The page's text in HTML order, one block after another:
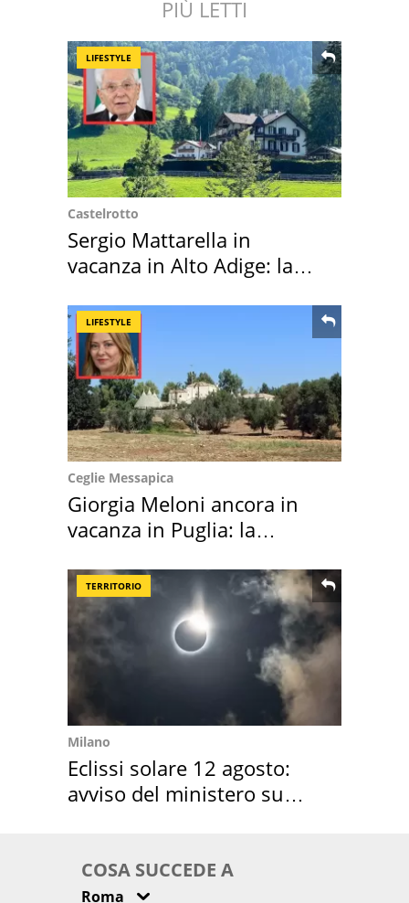
PIÙ LETTI
LIFESTYLE
Castelrotto
Sergio Mattarella in
vacanza in Alto Adige: la
LIFESTYLE
Ceglie Messapica
Giorgia Meloni ancora in
vacanza in Puglia: la
TERRITORIO
Milano
Eclissi solare 12 agosto:
avviso del ministero su